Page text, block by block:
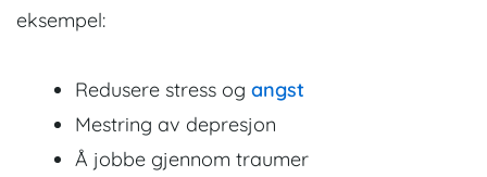
eksempel:
Redusere stress og angst
Mestring av depresjon
Å jobbe gjennom traumer